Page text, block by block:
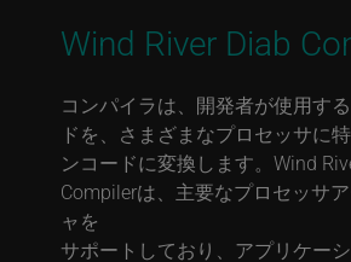
Wind River Diab
コンパイラは、開発者が使用す
ドを、さまざまなプロセッサに
ンコードに変換します。Wind
Compilerは、主要なプロセッサ
ャを
サポートしており、アプリケー